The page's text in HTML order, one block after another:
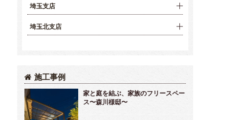
埼玉支店
埼玉北支店
施工事例
家と庭を結ぶ、家族のフリースペー
ス〜森川様邸〜